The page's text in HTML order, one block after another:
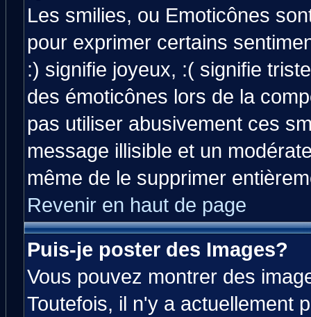
Les smilies, ou Emoticônes
pour exprimer certains
:) signifie joyeux, :( signifie
des émoticônes lors de la
pas utiliser abusivement ces
message illisible et un
même de le supprimer
Revenir en haut de page
Puis-je poster des Images?
Vous pouvez montrer des
Toutefois, il n'y a actuellement